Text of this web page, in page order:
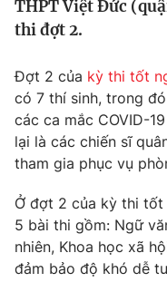
Thế giới đó đây
Câu chuyện quốc tế
Kinh tế
Thị trường
Góc doanh nghiệp
Dữ liệu và đời sống
Truyền hình
Phim VTV
Hậu trường
Nhân vật
Khán giả
Giải trí
Điện ảnh
Âm nhạc
Đời sống
Du lịch
Giáo dục
THPT Việt Đức
thi đợt 2.
Đợt 2 của kỳ thi tốt
có 7 thí sinh, trong
các ca mắc COVID-
lại là các chiến sĩ
tham gia phục vụ
Ở đợt 2 của kỳ thi tốt
5 bài thi gồm: Ngữ
nhiên, Khoa học xã
đảm bảo độ khó dễ